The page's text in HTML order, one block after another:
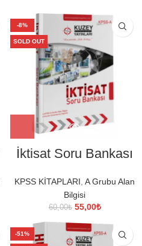
-8%
SOLD OUT
İktisat Soru Bankası
KPSS KİTAPLARI A Grubu Alan
Bilgisi
60,00₺ Orijinal
60,00₺.
55,00₺Şu
55,00₺.
-51%